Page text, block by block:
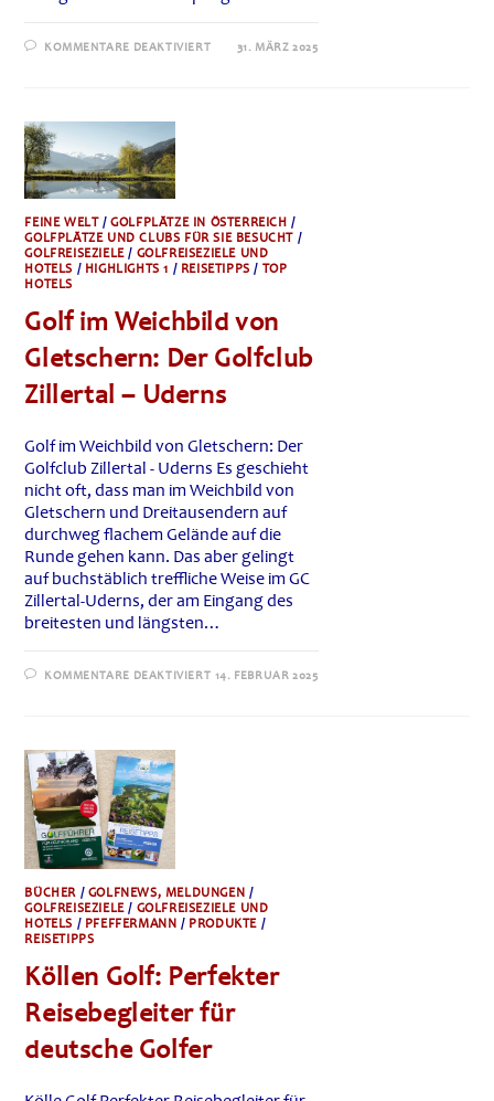
KOMMENTARE DEAKTIVIERTFÜR31. MÄRZ 2025
FEINE WELT/GOLFPLÄTZE IN ÖSTERREICH /
GOLFPLÄTZE UND CLUBS FÜR SIE BESUCHT /
GOLFREISEZIELE/ GOLFREISEZIELE UND
HOTELS / HIGHLIGHTS 1 / REISETIPPS / TOP
HOTELS
Golf im Weichbild von
Gletschern: Der Golfclub
Zillertal – Uderns
Golf im Weichbild von Gletschern: Der
Golfclub Zillertal - Uderns Es geschieht
nicht oft, dass man im Weichbild von
Gletschern und Dreitausendern auf
durchweg flachem Gelände auf die
Runde gehen kann. Das aber gelingt
auf buchstäblich treffliche Weise im GC
Zillertal-Uderns, der am Eingang des
breitesten und längsten…
KOMMENTARE DEAKTIVIERTFÜR
14. FEBRUAR 2025
BÜCHER / GOLFNEWS, MELDUNGEN /
GOLFREISEZIELE/ GOLFREISEZIELE UND
HOTELS / PFEFFERMANN / PRODUKTE /
REISETIPPS
Köllen Golf: Perfekter
Reisebegleiter für
deutsche Golfer